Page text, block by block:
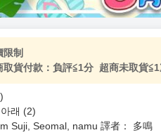
( 共
(加購品) 買動漫★《$15元-加
-